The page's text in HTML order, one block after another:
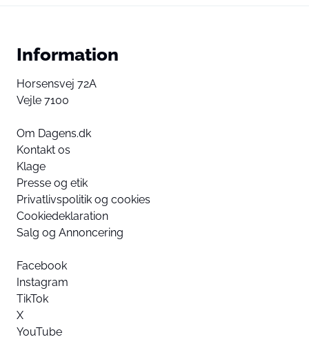
Information
Horsensvej 72A
Vejle 7100
Om Dagens.dk
Kontakt os
Klage
Presse og etik
Privatlivspolitik og cookies
Cookiedeklaration
Salg og Annoncering
Facebook
Instagram
TikTok
X
YouTube